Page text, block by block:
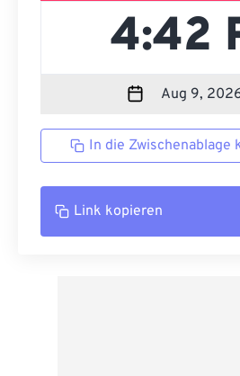
In die Zwischenablage
Link kopieren